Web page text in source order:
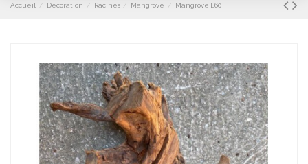
Accueil Decoration Racines Mangrove Mangrove L60